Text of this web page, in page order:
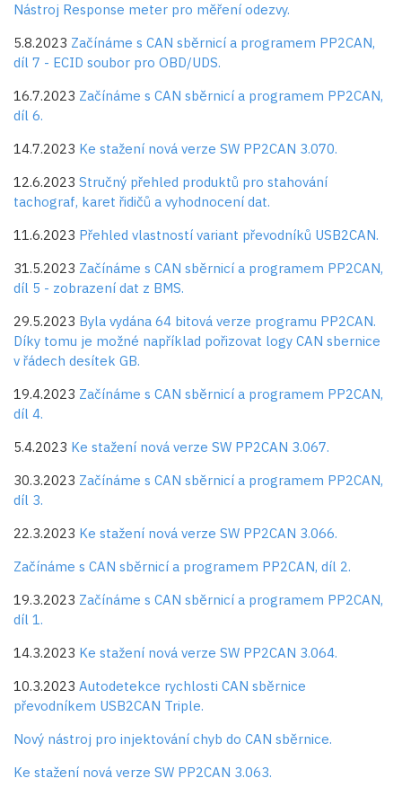
Nástroj Response meter pro měření odezvy.
5.8.2023 Začínáme s CAN sběrnicí a programem PP2CAN,
díl 7 - ECID soubor pro OBD/UDS.
16.7.2023 Začínáme s CAN sběrnicí a programem PP2CAN,
díl 6.
14.7.2023 Ke stažení nová verze SW PP2CAN 3.070.
12.6.2023 Stručný přehled produktů pro stahování
tachograf, karet řidičů a vyhodnocení dat.
11.6.2023 Přehled vlastností variant převodníků USB2CAN.
31.5.2023 Začínáme s CAN sběrnicí a programem PP2CAN,
díl 5 - zobrazení dat z BMS.
29.5.2023 Byla vydána 64 bitová verze programu PP2CAN.
Díky tomu je možné například pořizovat logy CAN sbernice
v řádech desítek GB.
19.4.2023 Začínáme s CAN sběrnicí a programem PP2CAN,
díl 4.
5.4.2023 Ke stažení nová verze SW PP2CAN 3.067.
30.3.2023 Začínáme s CAN sběrnicí a programem PP2CAN,
díl 3.
22.3.2023 Ke stažení nová verze SW PP2CAN 3.066.
Začínáme s CAN sběrnicí a programem PP2CAN, díl 2.
19.3.2023 Začínáme s CAN sběrnicí a programem PP2CAN,
díl 1.
14.3.2023 Ke stažení nová verze SW PP2CAN 3.064.
10.3.2023 Autodetekce rychlosti CAN sběrnice
převodníkem USB2CAN Triple.
Nový nástroj pro injektování chyb do CAN sběrnice.
Ke stažení nová verze SW PP2CAN 3.063.